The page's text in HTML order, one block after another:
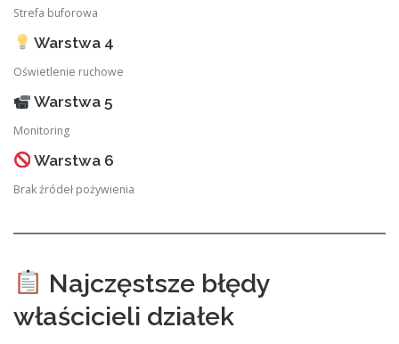
Strefa buforowa
Warstwa 4
Oświetlenie ruchowe
Warstwa 5
Monitoring
Warstwa 6
Brak źródeł pożywienia
Najczęstsze błędy
właścicieli działek